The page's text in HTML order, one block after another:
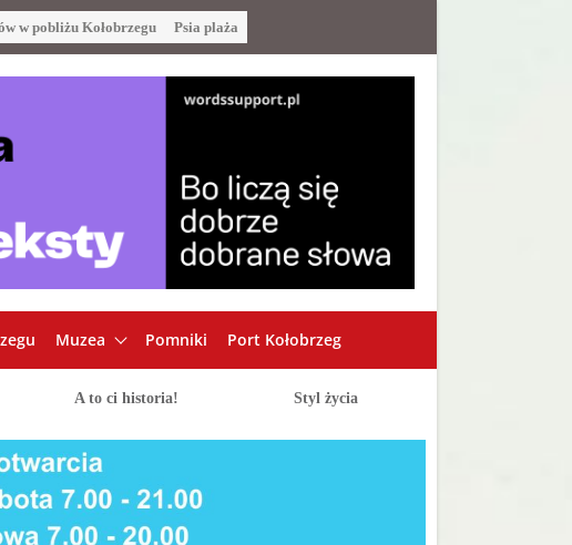
w pobliżu Kołobrzegu Psia plaża
Muzea Pomniki Port Kołobrzeg
A to ci historia! Styl życia